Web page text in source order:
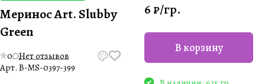
Меринос Art. Slubby
Green
0 Нет отзывов
Арт. B-MS-0397-399
6 ₽/гр.
В корзину